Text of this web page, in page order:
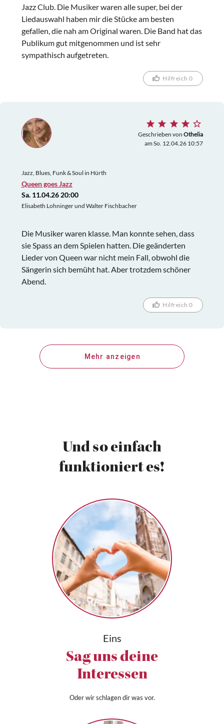
Jazz Club. Die Musiker waren alle super, bei der
Liedauswahl haben mir die Stücke am besten
gefallen, die nah am Original waren. Die Band hat das
Publikum gut mitgenommen und ist sehr
sympathisch aufgetreten.
Hilfreich 0
Geschrieben von Othelia
am So. 12.04.26 10:57
Jazz, Blues, Funk & Soul in Hürth
Queen goes Jazz
Sa. 11.04.26 20:00
Elisabeth Lohninger und Walter Fischbacher
Die Musiker waren klasse. Man konnte sehen, dass
sie Spass an dem Spielen hatten. Die geänderten
Lieder von Queen war nicht mein Fall, obwohl die
Sängerin sich bemüht hat. Aber trotzdem schöner
Abend.
Hilfreich 0
Mehr anzeigen
Und so einfach
funktioniert es!
Eins
Sag uns deine
Interessen
Oder wir schlagen dir was vor.